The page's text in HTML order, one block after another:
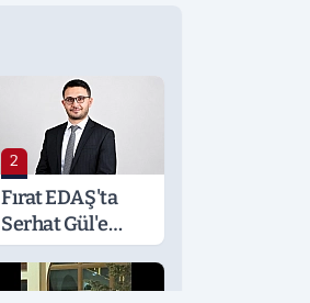
2
Fırat EDAŞ'ta
Serhat Gül'e
Önemli Görev